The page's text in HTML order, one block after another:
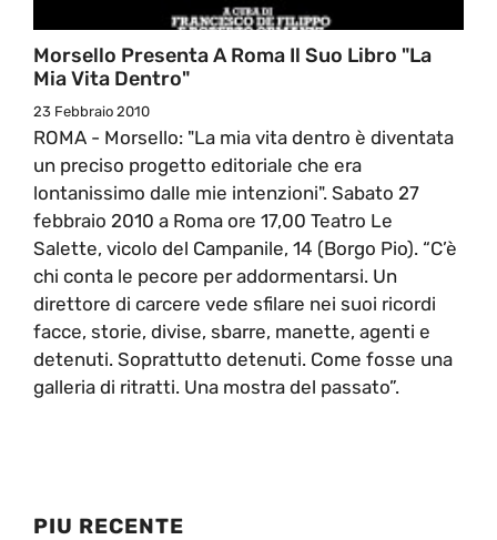
Morsello Presenta A Roma Il Suo Libro "La
Mia Vita Dentro"
23 Febbraio 2010
ROMA - Morsello: "La mia vita dentro è diventata
un preciso progetto editoriale che era
lontanissimo dalle mie intenzioni". Sabato 27
febbraio 2010 a Roma ore 17,00 Teatro Le
Salette, vicolo del Campanile, 14 (Borgo Pio). “C’è
chi conta le pecore per addormentarsi. Un
direttore di carcere vede sfilare nei suoi ricordi
facce, storie, divise, sbarre, manette, agenti e
detenuti. Soprattutto detenuti. Come fosse una
galleria di ritratti. Una mostra del passato”.
PIU RECENTE